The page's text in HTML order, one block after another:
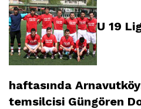
U 19
haftasında
temsilcisi Güngören